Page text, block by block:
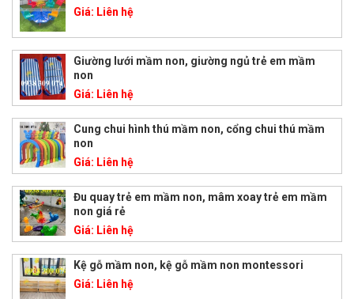
Giá: Liên hệ
Giường lưới mầm non, giường ngủ trẻ em mầm
non
Giá: Liên hệ
Cung chui hình thú mầm non, cổng chui thú mầm
non
Giá: Liên hệ
Đu quay trẻ em mầm non, mâm xoay trẻ em mầm
non giá rẻ
Giá: Liên hệ
Kệ gỗ mầm non, kệ gỗ mầm non montessori
Giá: Liên hệ